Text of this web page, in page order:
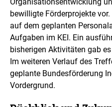
r
g
r
ö
ß
e
r
t
e
n
bewilligte Förderprojekte
auf dem geplanten
Aufgaben im KEI. Ein
bisherigen Aktivitäten gab
Im weiteren Verlauf des
geplante Bundesförderung
Vordergrund.